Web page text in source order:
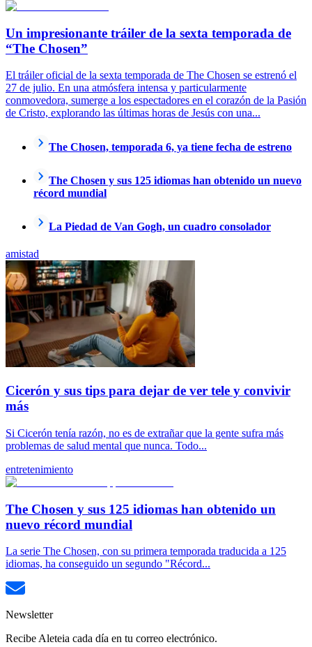
Un impresionante tráiler de la sexta temporada de
“The Chosen”
El tráiler oficial de la sexta temporada de The Chosen se estrenó el
27 de julio. En una atmósfera intensa y particularmente
conmovedora, sumerge a los espectadores en el corazón de la Pasión
de Cristo, explorando las últimas horas de Jesús con una...
The Chosen, temporada 6, ya tiene fecha de estreno
The Chosen y sus 125 idiomas han obtenido un nuevo
récord mundial
La Piedad de Van Gogh, un cuadro consolador
amistad
Cicerón y sus tips para dejar de ver tele y convivir
más
Si Cicerón tenía razón, no es de extrañar que la gente sufra más
problemas de salud mental que nunca. Todo...
entretenimiento
The Chosen y sus 125 idiomas han obtenido un
nuevo récord mundial
La serie The Chosen, con su primera temporada traducida a 125
idiomas, ha conseguido un segundo "Récord...
Newsletter
Recibe Aleteia cada día en tu correo electrónico.